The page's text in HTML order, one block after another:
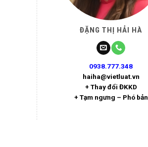
ĐẶNG THỊ HẢI HÀ
0938.777.348
haiha@vietluat.vn
+ Thay đổi ĐKKD
+ Tạm ngưng – Phó bản